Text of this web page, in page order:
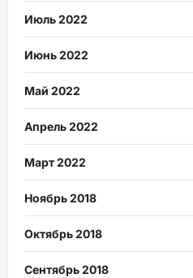
Июль 2022
Июнь 2022
Май 2022
Апрель 2022
Март 2022
Ноябрь 2018
Октябрь 2018
Сентябрь 2018